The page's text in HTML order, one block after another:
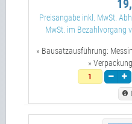
Preisangabe inkl. MwSt.
MwSt. im Bezahlvorgang
» Bausatzausführung:
»